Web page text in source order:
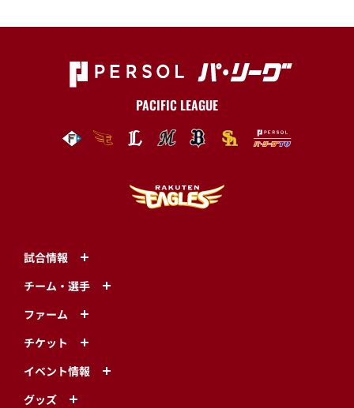
PACIFIC LEAGUE
試合情報
チーム・選手
ファーム
チケット
イベント情報
グッズ